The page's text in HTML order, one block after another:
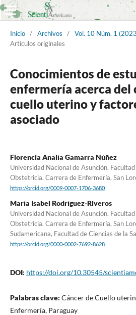
Inicio / Archivos / Vol. 10 Núm. 1
Artículos originales
Conocimientos de
enfermería acerca del
cuello uterino y
asociado
Florencia Analía Gamarra Núñez
Universidad Nacional de Asunción.
Obstetricia. Carrera de Enfermería, San
https://orcid.org/0009-0007-1706-3680
María Isabel Rodríguez-Riveros
Universidad Nacional de Asunción.
Obstetricia. Carrera de Enfermería, San
Sudamericana, Facultad de Ciencias de la
https://orcid.org/0000-0002-7692-8628
DOI: https://doi.org/10.30545/
Palabras clave: Cáncer de Cuello
Enfermería, Paraguay